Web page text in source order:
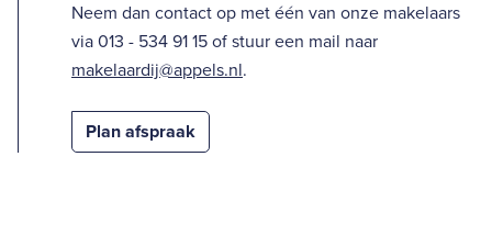
Neem dan contact op met één van onze makelaars
via 013 - 534 91 15 of stuur een mail naar
makelaardij@appels.nl.
Plan afspraak